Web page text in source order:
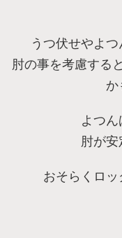
うつ伏せやよつ
肘の事を考慮する
か
よつん
肘が安
おそらくロッ